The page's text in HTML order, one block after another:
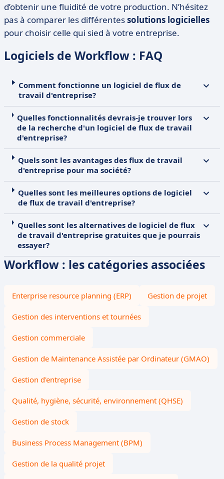
d’obtenir une fluidité de votre production. N’hésitez
pas à comparer les différentessolutions logicielles
pour choisir celle qui sied à votre entreprise.
Logiciels de Workflow : FAQ
Comment fonctionne un logiciel de flux de
travail d'entreprise?
Quelles fonctionnalités devrais-je trouver lors
de la recherche d'un logiciel de flux de travail
d'entreprise?
Quels sont les avantages des flux de travail
d'entreprise pour ma société?
Quelles sont les meilleures options de logiciel
de flux de travail d'entreprise?
Quelles sont les alternatives de logiciel de flux
de travail d'entreprise gratuites que je pourrais
essayer?
Workflow : les catégories associées
Enterprise resource planning (ERP) Gestion de projet
Gestion des interventions et tournées
Gestion commerciale
Gestion de Maintenance Assistée par Ordinateur (GMAO)
Gestion d'entreprise
Qualité, hygiène, sécurité, environnement (QHSE)
Gestion de stock
Business Process Management (BPM)
Gestion de la qualité projet